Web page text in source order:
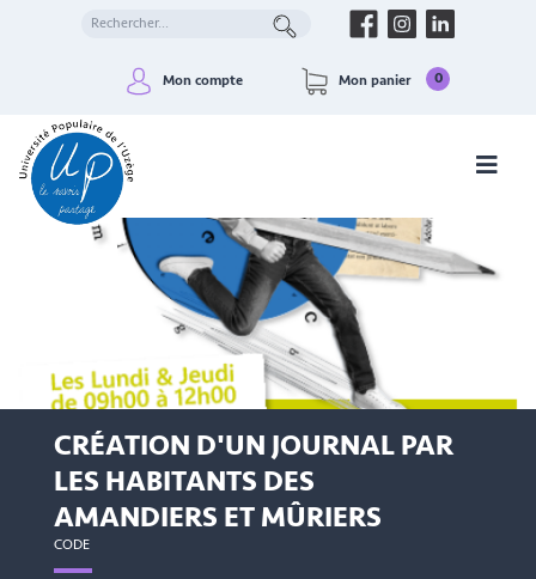
Mon compte Mon panier 0
CRÉATION D'UN JOURNAL PAR
LES HABITANTS DES
AMANDIERS ET MÛRIERS
CODE